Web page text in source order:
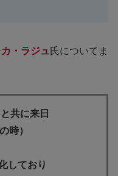
・ラジュ 氏についてま
共に来日
時）
しており